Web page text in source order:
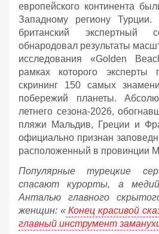
европейского континента
Западному региону
британский экспертный
обнародовал результаты
исследования «Golden
рамках которого эксперты
скрининг 150 самых
побережий планеты.
летнего сезона-2026,
пляжи Мальдив, Греции и
официально признан
расположенный в провинции
Популярные турецкие
спасают курорты, а
Анталью главного
женщин: « Конец красивой
главный инструмент